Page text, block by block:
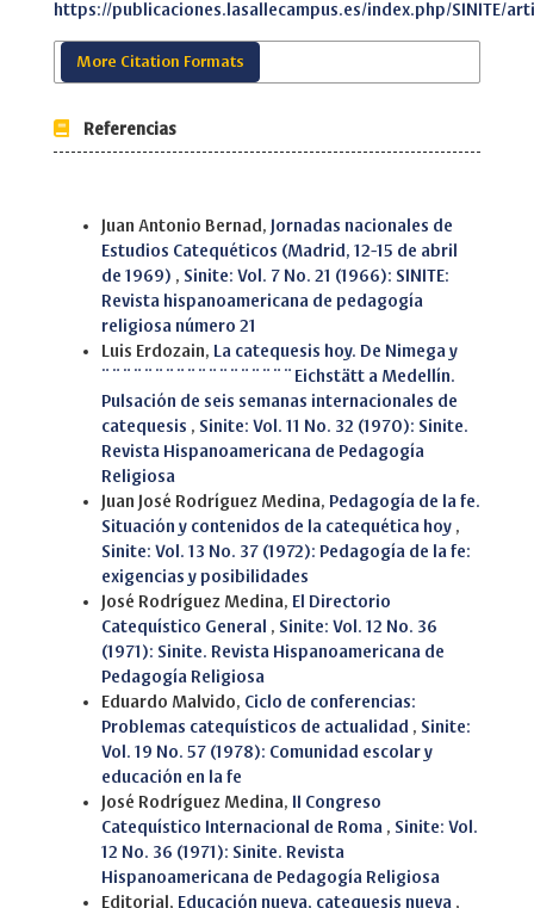
https://publicaciones.lasallecampus.es/index.php/SINITE/
More Citation Formats
Referencias
Juan Antonio Bernad, Jornadas nacionales de
Estudios Catequéticos (Madrid, 12-15 de abril
de 1969) , Sinite: Vol. 7 No. 21 (1966): SINITE:
Revista hispanoamericana de pedagogía
religiosa número 21
Luis Erdozain, La catequesis hoy. De Nimega y
¨¨¨¨¨¨¨¨¨¨¨¨¨¨¨¨¨¨Eichstätt a Medellín.
Pulsación de seis semanas internacionales de
catequesis , Sinite: Vol. 11 No. 32 (1970): Sinite.
Revista Hispanoamericana de Pedagogía
Religiosa
Juan José Rodríguez Medina, Pedagogía de la fe.
Situación y contenidos de la catequética hoy ,
Sinite: Vol. 13 No. 37 (1972): Pedagogía de la fe:
exigencias y posibilidades
José Rodríguez Medina, El Directorio
Catequístico General , Sinite: Vol. 12 No. 36
(1971): Sinite. Revista Hispanoamericana de
Pedagogía Religiosa
Eduardo Malvido, Ciclo de conferencias:
Problemas catequísticos de actualidad , Sinite:
Vol. 19 No. 57 (1978): Comunidad escolar y
educación en la fe
José Rodríguez Medina,
II Congreso
Catequístico Internacional de Roma , Sinite: Vol.
12 No. 36 (1971): Sinite. Revista
Hispanoamericana de Pedagogía Religiosa
Editorial, Educación nueva, catequesis nueva ,